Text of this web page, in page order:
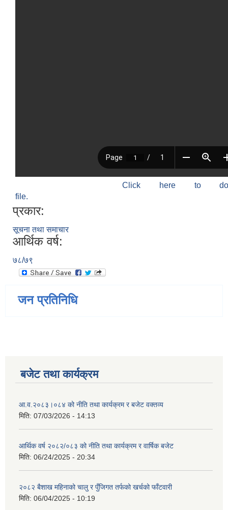
Click here to
file.
प्रकार:
सूचना तथा समाचार
आर्थिक वर्ष:
७८/७९
जन प्रतिनिधि
बजेट तथा कार्यक्रम
आ.व.२०८३।०८४ को नीति तथा कार्यक्रम र बजेट वक्तव्य
मिति: 07/03/2026 - 14:13
आर्थिक वर्ष २०८२/०८३ को नीति तथा कार्यक्रम र वार्षिक बजेट
मिति: 06/24/2025 - 20:34
२०८२ बैशाख महिनाको चालु र पुँजिगत तर्फको खर्चको फाँटवारी
मिति: 06/04/2025 - 10:19